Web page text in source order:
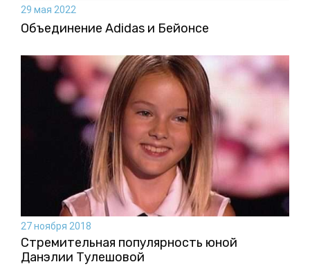
29 мая 2022
Объединение Adidas и Бейонсе
27 ноября 2018
Стремительная популярность юной
Данэлии Тулешовой